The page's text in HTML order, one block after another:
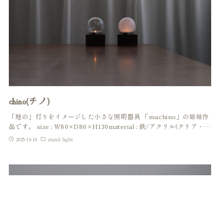
chino(チノ)
「地の」灯りをイメージした小さな照明器具 「machino」の姉妹作
品です。 size : W80×D80×H130material : 鉄/アクリル(クリア・…
2025-10-10 stand light